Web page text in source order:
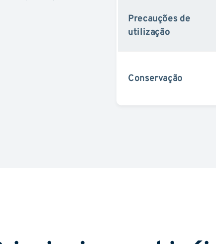
Precauções de
utilização
Conservação